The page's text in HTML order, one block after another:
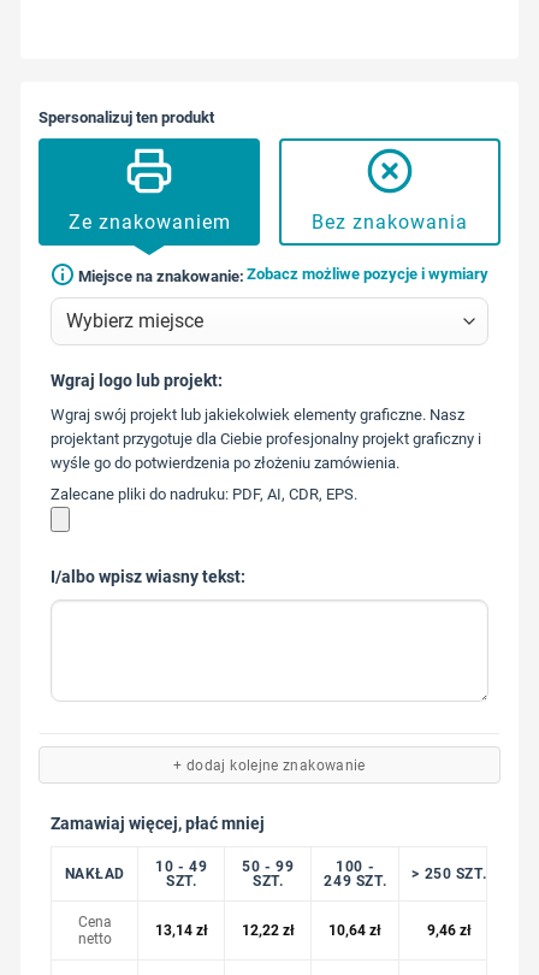
Spersonalizuj ten produkt
Ze znakowaniem Bez znakowania
Miejsce na znakowanie: Zobacz możliwe pozycje i wymiary
573 568
217
Wgraj logo lub projekt:
Wgraj swój projekt lub jakiekolwiek elementy graficzne. Nasz
projektant przygotuje dla Ciebie profesjonalny projekt graficzny i
wyśle go do potwierdzenia po złożeniu zamówienia.
Zalecane pliki do nadruku: PDF, AI, CDR, EPS.
I/albo wpisz wiasny tekst:
+ dodaj kolejne znakowanie
Zamawiaj więcej, płać mniej
NAKŁAD
10 - 49
SZT.
50 - 99
SZT.
100 -
249 SZT.
> 250 SZT.
Cena
netto
13,14 zł 12,22 zł 10,64zł 9,46 zł